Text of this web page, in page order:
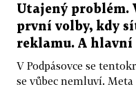
Utajený problém.
první volby, kdy
reklamu. A hlavní
V Podpásovce se
se vůbec nemluví.